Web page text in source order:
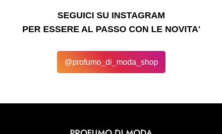
SEGUICI SU INSTAGRAM
PER ESSERE AL PASSO CON LE NOVITA'
@profumo_di_moda_shop